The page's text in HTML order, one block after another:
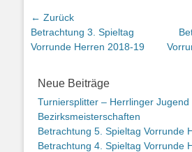
Beitrags-
Navigation
← Zurück
Vorheriger
Beitrag:
Betrachtung 3. Spieltag
Vorrunde Herren 2018-19
Beitrag:
Neue Beiträge
Turniersplitter – Herrlinger Jugend
Bezirksmeisterschaften
Betrachtung 5. Spieltag Vorrunde
Betrachtung 4. Spieltag Vorrunde